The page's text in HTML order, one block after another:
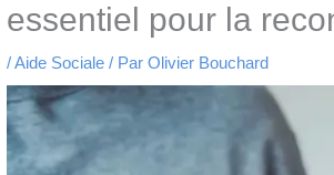
essentiel pour la
/Aide Sociale / ParOlivier Bouchard